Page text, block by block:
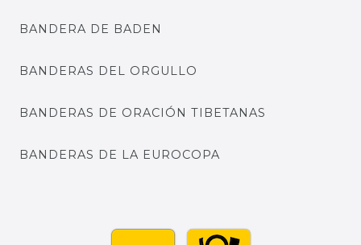
BANDERA DE BADEN
BANDERAS DEL ORGULLO
BANDERAS DE ORACIÓN TIBETANAS
BANDERAS DE LA EUROCOPA